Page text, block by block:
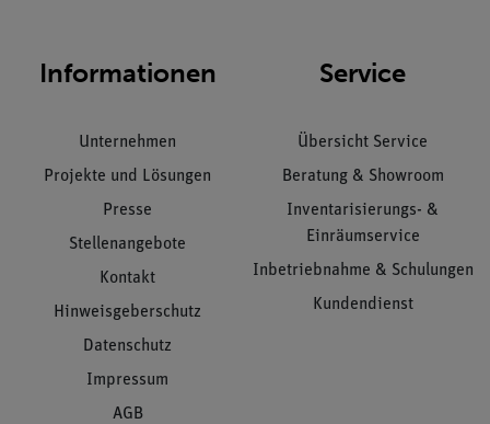
Informationen
Unternehmen
Projekte und Lösungen
Presse
Stellenangebote
Kontakt
Hinweisgeberschutz
Datenschutz
Impressum
AGB
Service
Übersicht Service
Beratung & Showroom
Inventarisierungs- &
Einräumservice
Inbetriebnahme & Schulungen
Kundendienst